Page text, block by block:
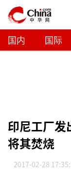
国内 国际
印尼工厂发
将其焚烧
2017-02-28